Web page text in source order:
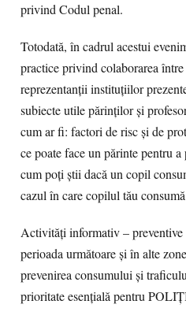
privind Codul penal.
Totodată, în cadrul acestui
practice privind colaborarea
reprezentanții instituțiilor
subiecte utile părinților și
cum ar fi: factori de risc și de
ce poate face un părinte pentru
cum poți știi dacă un copil
cazul în care copilul tău
Activități informativ –
perioada următoare și în alte
prevenirea consumului și
prioritate esențială pentru